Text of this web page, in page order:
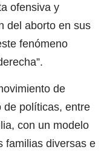
ofensiva y
del aborto en sus
fenómeno
de
de políticas, entre
con un modelo
familias diversas e